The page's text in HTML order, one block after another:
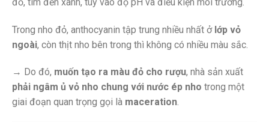
Trong nho đỏ, anthocyanin tập trung nhiều nhất ở lớp vỏ
ngoài, còn thịt nho bên trong thì không có nhiều màu sắc.
→ Do đó, muốn tạo ra màu đỏ cho rượu, nhà sản xuất
phải ngâm ủ vỏ nho chung với nước ép nho trong một
giai đoạn quan trọng gọi là maceration.